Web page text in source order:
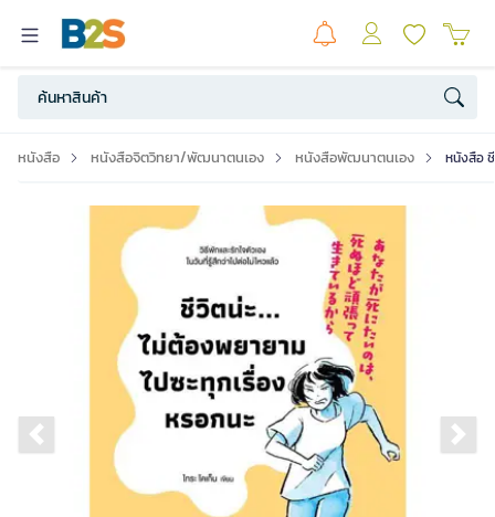
หนังสือ หนังสือจิตวิทยา/พัฒนาตนเอง หนังสือพัฒนาตนเอง หนังสือ
Previous slide